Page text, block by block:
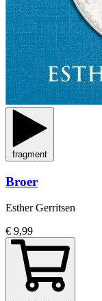
fragment
Broer
Esther Gerritsen
€ 9,99